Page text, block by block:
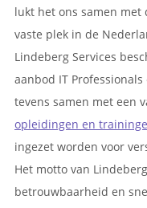
lukt het ons samen
vaste plek in de
Lindeberg Services
aanbod IT
tevens samen met een
opleidingen en
ingezet worden voor
Het motto van
betrouwbaarheid en